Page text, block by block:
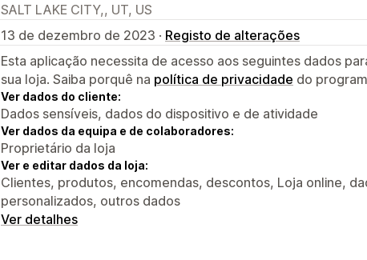
SALT LAKE CITY,, UT, US
13 de dezembro de 2023 · Registo de alterações
Esta aplicação necessita de acesso aos seguintes dados
sua loja. Saiba porquê na política de privacidade do
Ver dados do cliente:
Dados sensíveis, dados do dispositivo e de atividade
Ver dados da equipa e de colaboradores:
Proprietário da loja
Ver e editar dados da loja:
Clientes, produtos, encomendas, descontos, Loja online,
personalizados, outros dados
Ver detalhes